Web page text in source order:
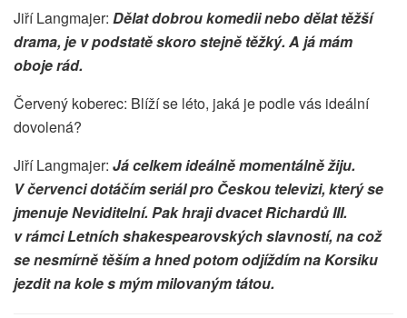
Jiří Langmajer: Dělat dobrou komedii nebo dělat těžší
drama, je v podstatě skoro stejně těžký. A já mám
oboje rád.
Červený koberec: Blíží se léto, jaká je podle vás ideální
dovolená?
Jiří Langmajer: Já celkem ideálně momentálně žiju.
V červenci dotáčím seriál pro Českou televizi, který se
jmenuje Neviditelní. Pak hraji dvacet Richardů III.
v rámci Letních shakespearovských slavností, na což
se nesmírně těším a hned potom odjíždím na Korsiku
jezdit na kole s mým milovaným tátou.